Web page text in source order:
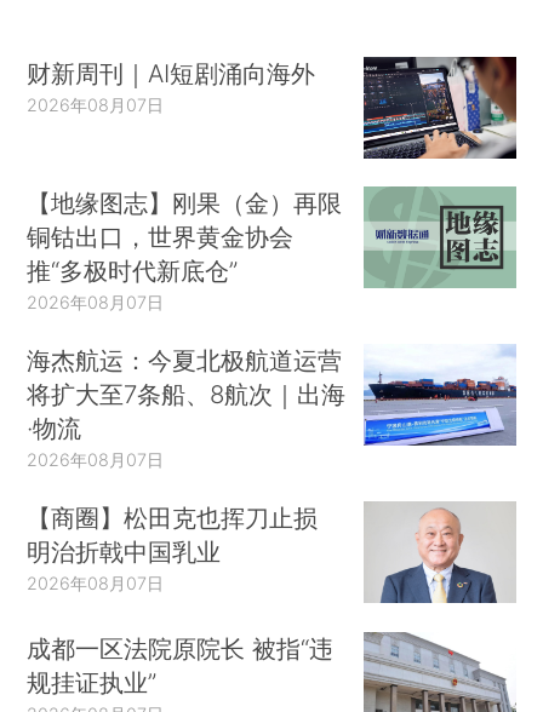
财新周刊｜AI短剧涌向海外
2026年08月07日
【地缘图志】刚果（金）再限
铜钴出口，世界黄金协会
推“多极时代新底仓”
2026年08月07日
海杰航运：今夏北极航道运营
将扩大至7条船、8航次｜出海
·物流
2026年08月07日
【商圈】松田克也挥刀止损
明治折戟中国乳业
2026年08月07日
成都一区法院原院长 被指“违
规挂证执业”